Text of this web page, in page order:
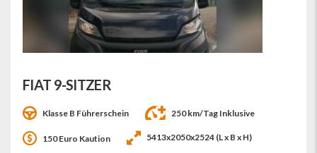
FIAT 9-SITZER
Klasse B Führerschein 250 km/Tag Inklusive
150 Euro Kaution 5413x2050x2524 (L x B x H)